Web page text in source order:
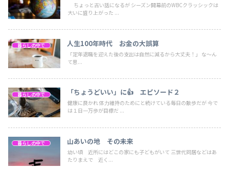
ちょっと古い話になるが シーズン開幕前のWBCクラッシックは
大いに盛り上がった ...
暮らしの中で 人生100年時代 お金の大誤算
「定年退職を迎えた後の支出は自然に減るから大丈夫！」 な～ん
て思...
暮らしの中で 「ちょうどいい」に👍 エピソード２
健康に良かれ 体力維持のためにと続けている毎日の散歩だが 今で
は１日一万歩が目標だ ...
暮らしの中で 山あいの地 その未来
幼い頃 近所にはどこの家にも子どもがいて 三世代同居などはあ
たりまえで 近く...